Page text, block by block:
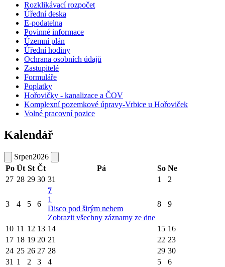
Rozklikávací rozpočet
Úřední deska
E-podatelna
Povinné informace
Územní plán
Úřední hodiny
Ochrana osobních údajů
Zastupitelé
Formuláře
Poplatky
Hořovičky - kanalizace a ČOV
Komplexní pozemkové úpravy-Vrbice u Hořoviček
Volné pracovní pozice
Kalendář
Srpen2026
Po Út St Čt Pá So Ne
27 28 29 30 31 1 2
3 4 5 6
7
1
Disco pod širým nebem
Zobrazit všechny záznamy ze dne
8 9
10 11 12 13 14 15 16
17 18 19 20 21 22 23
24 25 26 27 28 29 30
31 1 2 3 4 5 6